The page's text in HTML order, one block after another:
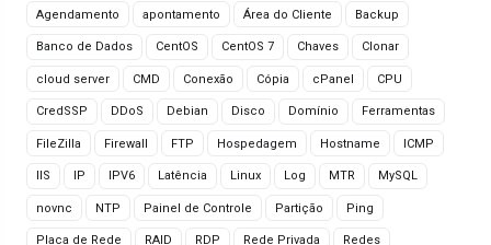
Agendamento apontamento Área do Cliente Backup
Banco de Dados CentOS CentOS 7 Chaves Clonar
cloud server CMD Conexão Cópia cPanel CPU
CredSSP DDoS Debian Disco Domínio Ferramentas
FileZilla Firewall FTP Hospedagem Hostname ICMP
IIS IP IPV6 Latência Linux Log MTR MySQL
novnc NTP Painel de Controle Partição Ping
Placa de Rede RAID RDP Rede Privada Redes